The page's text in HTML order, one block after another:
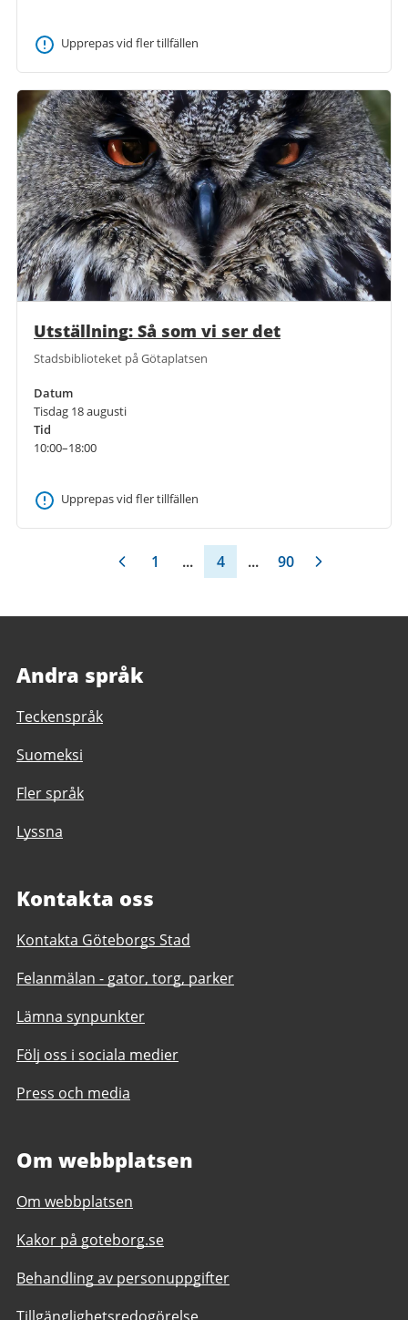
Upprepas vid fler tillfällen
Utställning: Så som vi ser det
Stadsbiblioteket på Götaplatsen
Datum
Tisdag 18 augusti
Tid
10:00–18:00
Upprepas vid fler tillfällen
1 ... 4 ... 90
Andra språk
Teckenspråk
Suomeksi
Fler språk
Lyssna
Kontakta oss
Kontakta Göteborgs Stad
Felanmälan - gator, torg, parker
Lämna synpunkter
Följ oss i sociala medier
Press och media
Om webbplatsen
Om webbplatsen
Kakor på goteborg.se
Behandling av personuppgifter